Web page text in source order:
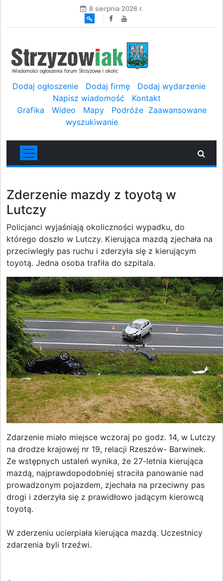
8 sierpnia 2026 r.
Dodaj ogłoszenie Dodaj firmę
Dodaj wydarzenie
Napisz wiadomość
Kontakt
Grafika
Wideo Mapy Podróże Zaawansowane
wyszukiwanie
Zderzenie mazdy z toyotą w
Lutczy
Policjanci wyjaśniają okoliczności wypadku, do
którego doszło w Lutczy. Kierująca mazdą zjechała na
przeciwległy pas ruchu i zderzyła się z kierującym
toyotą. Jedna osoba trafiła do szpitala.
Zdarzenie miało miejsce wczoraj po godz. 14, w Lutczy
na drodze krajowej nr 19, relacji Rzeszów- Barwinek.
Ze wstępnych ustaleń wynika, że 27-letnia kierująca
mazdą, najprawdopodobniej straciła panowanie nad
prowadzonym pojazdem, zjechała na przeciwny pas
drogi i zderzyła się z prawidłowo jadącym kierowcą
toyotą.
W zderzeniu ucierpiała kierująca mazdą. Uczestnicy
zdarzenia byli trzeźwi.